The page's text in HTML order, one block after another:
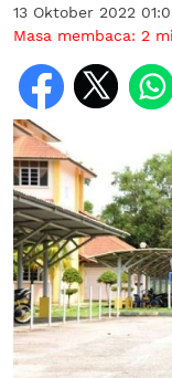
13 Oktober 2022
Masa membaca: 2